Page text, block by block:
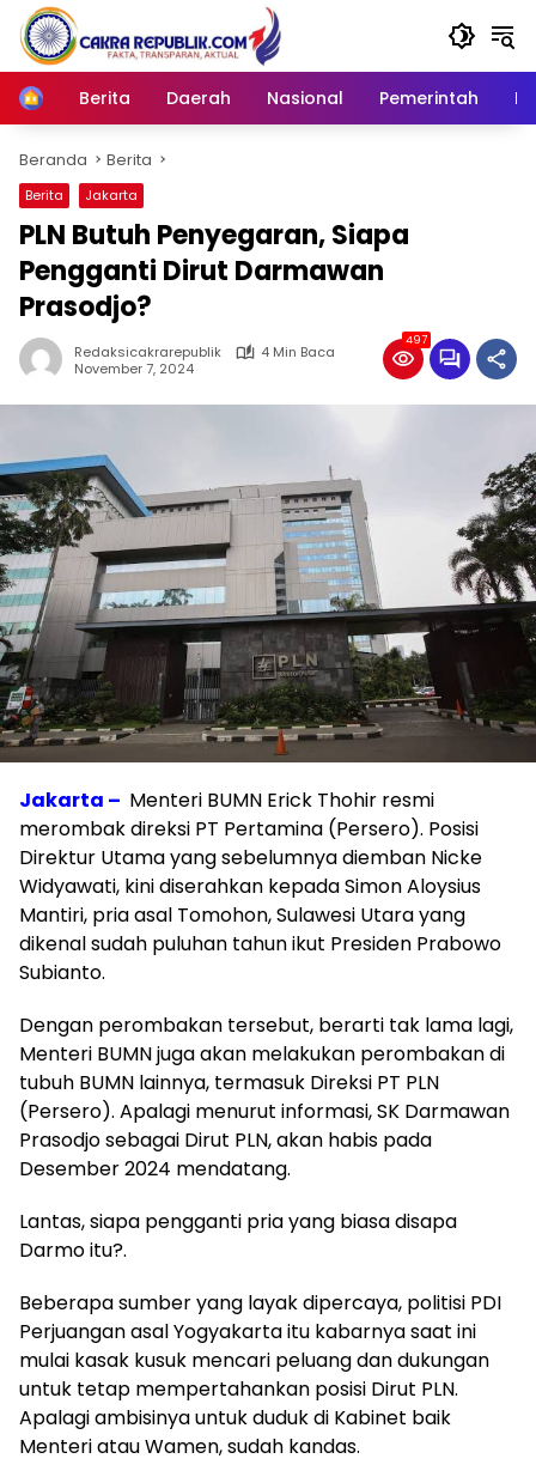
Langsung
konten
Home
Berita Daerah Nasional Pemerintah
Beranda Berita
Berita Jakarta
PLN Butuh Penyegaran, Siapa
Pengganti Dirut Darmawan
Prasodjo?
Redaksicakrarepublik
4 Min Baca
November 7, 2024
497
Jakarta – Menteri BUMN Erick Thohir resmi
merombak direksi PT Pertamina (Persero). Posisi
Direktur Utama yang sebelumnya diemban Nicke
Widyawati, kini diserahkan kepada Simon Aloysius
Mantiri, pria asal Tomohon, Sulawesi Utara yang
dikenal sudah puluhan tahun ikut Presiden Prabowo
Subianto.
Dengan perombakan tersebut, berarti tak lama lagi,
Menteri BUMN juga akan melakukan perombakan di
tubuh BUMN lainnya, termasuk Direksi PT PLN
(Persero). Apalagi menurut informasi, SK Darmawan
Prasodjo sebagai Dirut PLN, akan habis pada
Desember 2024 mendatang.
Lantas, siapa pengganti pria yang biasa disapa
Darmo itu?.
Beberapa sumber yang layak dipercaya, politisi PDI
Perjuangan asal Yogyakarta itu kabarnya saat ini
mulai kasak kusuk mencari peluang dan dukungan
untuk tetap mempertahankan posisi Dirut PLN.
Apalagi ambisinya untuk duduk di Kabinet baik
Menteri atau Wamen, sudah kandas.